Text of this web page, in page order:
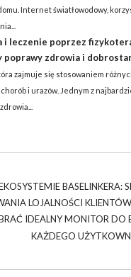
Internet światłowodowy,
i leczenie poprzez
poprawy zdrowia i
zajmuje się stosowaniem
i urazów. Jednym z
BASELINKERA:
LOJALNOŚCI
IDEALNY MONITOR DO
KAŻDEGO